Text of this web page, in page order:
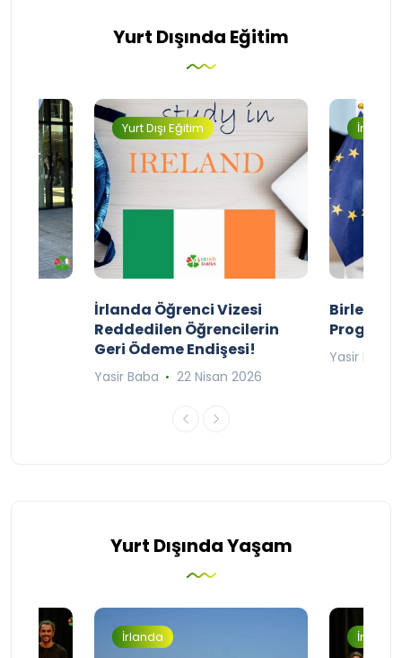
Yurt Dışında Eğitim
Yurt Dışı Eğitim
İrlanda Öğrenci Vizesi
Reddedilen Öğrencilerin
Geri Ödeme Endişesi!
Yasir Baba 22 Nisan 2026
Birleşik
Yasir Baba
Yurt Dışında Yaşam
İrlanda İrlanda